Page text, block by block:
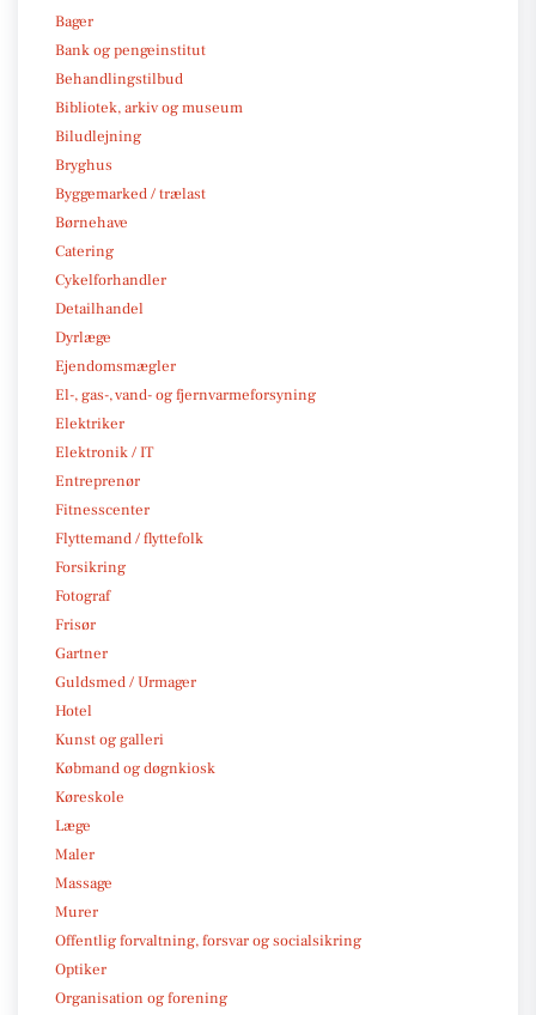
Bager
Bank og pengeinstitut
Behandlingstilbud
Bibliotek, arkiv og museum
Biludlejning
Bryghus
Byggemarked / trælast
Børnehave
Catering
Cykelforhandler
Detailhandel
Dyrlæge
Ejendomsmægler
El-, gas-, vand- og fjernvarmeforsyning
Elektriker
Elektronik / IT
Entreprenør
Fitnesscenter
Flyttemand / flyttefolk
Forsikring
Fotograf
Frisør
Gartner
Guldsmed / Urmager
Hotel
Kunst og galleri
Købmand og døgnkiosk
Køreskole
Læge
Maler
Massage
Murer
Offentlig forvaltning, forsvar og socialsikring
Optiker
Organisation og forening